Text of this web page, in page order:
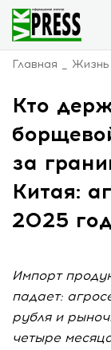
Главная Жизнь
Кто
за
Китая:
2025
Импорт
падает:
рубля и
четыре